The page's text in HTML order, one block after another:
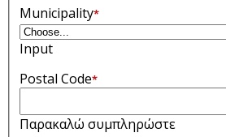
Municipality*
Input
Postal Code*
Παρακαλώ συμπληρώστε